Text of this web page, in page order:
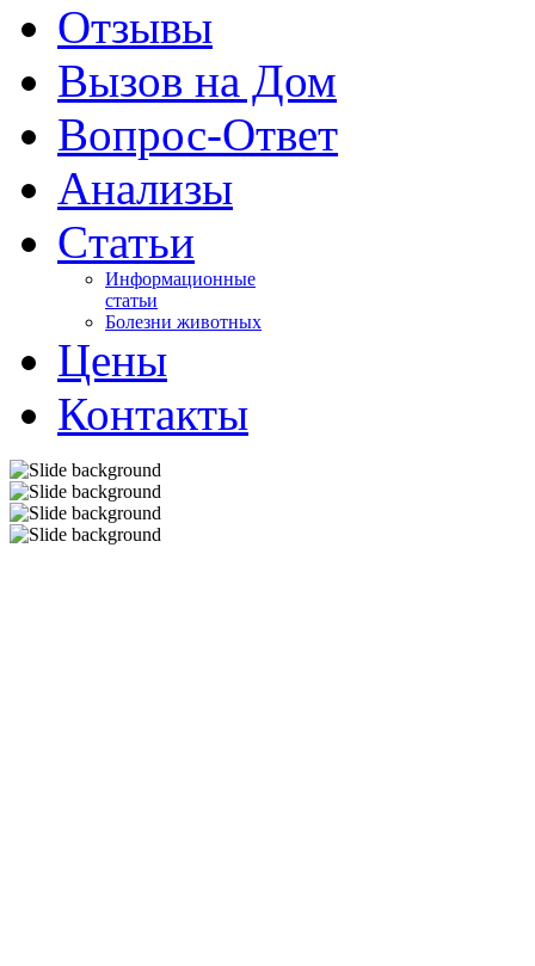
Отзывы
Вызов на Дом
Вопрос-Ответ
Анализы
Cтатьи
Информационные
статьи
Болезни животных
Цены
Контакты